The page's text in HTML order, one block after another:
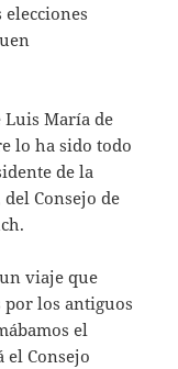
elecciones
Luis María de
lo ha sido todo
de la
Consejo de
viaje que
por los antiguos
el
el Consejo